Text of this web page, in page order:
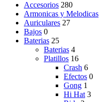
Accesorios 280
Armonicas y Melodicas
Auriculares 27
Bajos 0
Baterias 25
Baterias 4
Platillos 16
Crash 6
Efectos 0
Gong 1
Hi Hat 3